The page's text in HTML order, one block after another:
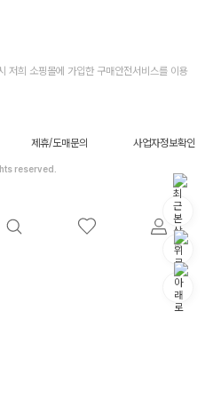
저희 소핑몰에 가입한 구매안전서비스를 이용
제휴/도매문의 사업자정보확인
reserved.